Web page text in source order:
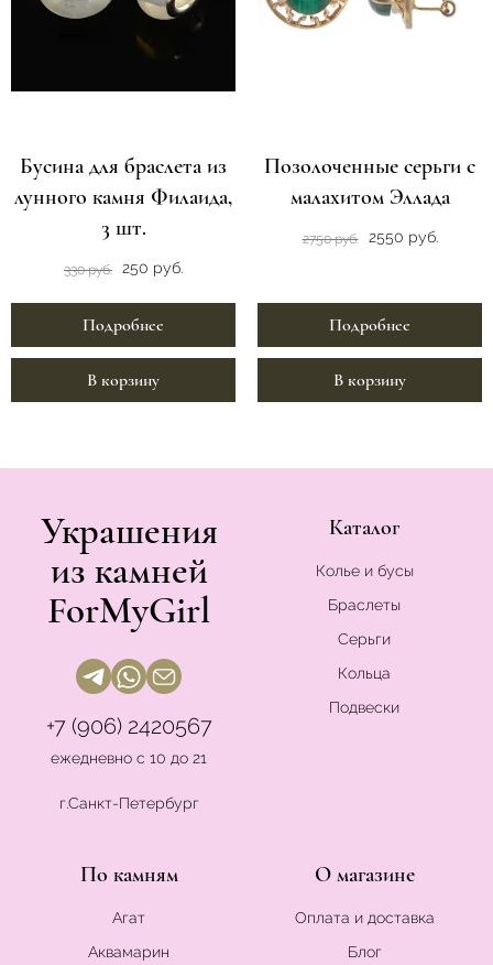
Бусина для браслета из
лунного камня Филаида,
3 шт.
330 руб. 250 руб.
Подробнее
В корзину
Позолоченные серьги с
малахитом Эллада
2750 руб. 2550 руб.
Подробнее
В корзину
Украшения
из камней
ForMyGirl
+7 (906) 2420567
ежедневно с 10 до 21
г.Санкт-Петербург
Каталог
Колье и бусы
Браслеты
Серьги
Кольца
Подвески
По камням
Агат
Аквамарин
О магазине
Оплата и доставка
Блог